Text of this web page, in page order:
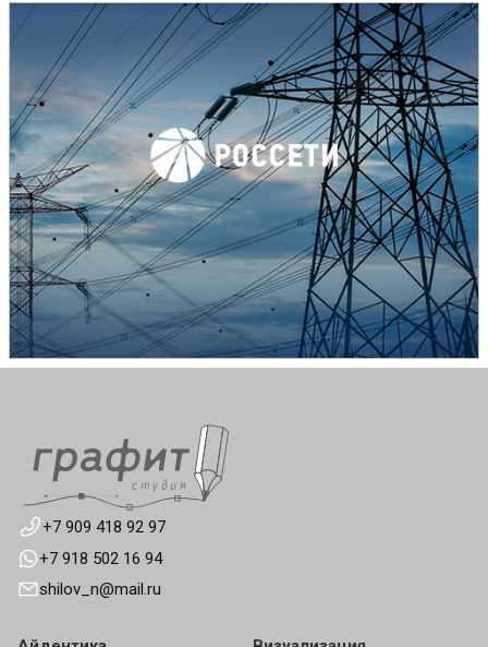
+7 909 418 92 97
+7 918 502 16 94
shilov_n@mail.ru